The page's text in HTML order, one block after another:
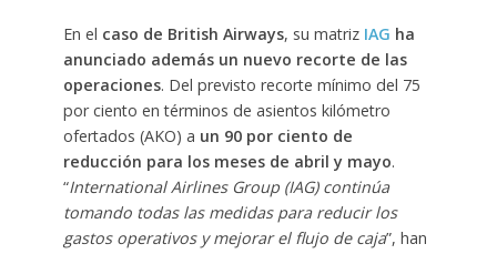
En el caso de British Airways, su matriz IAG ha
anunciado además un nuevo recorte de las
operaciones. Del previsto recorte mínimo del 75
por ciento en términos de asientos kilómetro
ofertados (AKO) a un 90 por ciento de
reducción para los meses de abril y mayo.
“International Airlines Group (IAG) continúa
tomando todas las medidas para reducir los
gastos operativos y mejorar el flujo de caja”, han